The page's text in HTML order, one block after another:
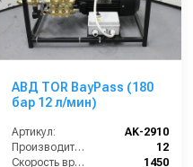
АВД TOR BayPass (180
бар 12 л/мин)
Артикул:
AK-2910
Производительность (л/мин):
12
Скорость вращения (об/мин):
1450